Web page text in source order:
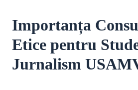
Importanța
Etice pentru
Jurnalism